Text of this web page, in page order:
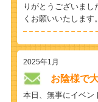
りがとうございまし
くお願いいたします。
2025年1月
お陰様で
本日、無事にイベン